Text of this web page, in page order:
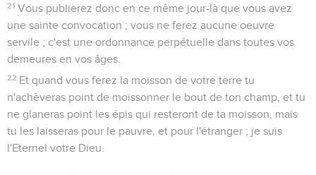
21 Vous publierez donc en ce même jour-là que vous avez
une sainte convocation ; vous ne ferez aucune oeuvre
servile ; c'est une ordonnance perpétuelle dans toutes vos
demeures en vos âges.
22 Et quand vous ferez la moisson de votre terre tu
n'achèveras point de moissonner le bout de ton champ, et tu
ne glaneras point les épis qui resteront de ta moisson, mais
tu les laisseras pour le pauvre, et pour l'étranger ; je suis
l'Eternel votre Dieu.